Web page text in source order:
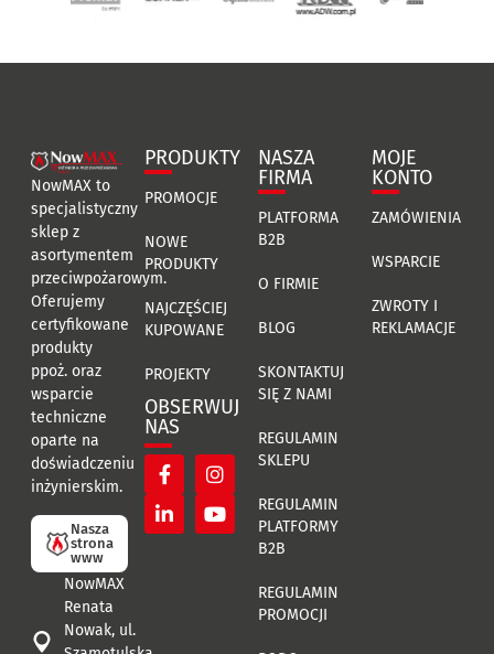
NowMAX to
specjalistyczny
sklep z
asortymentem
przeciwpożarowym.
Oferujemy
certyfikowane
produkty
ppoż. oraz
wsparcie
techniczne
oparte na
doświadczeniu
inżynierskim.
Nasza
strona
www
NowMAX
Renata
Nowak, ul.
PRODUKTY
PROMOCJE
NOWE
PRODUKTY
NAJCZĘŚCIEJ
KUPOWANE
PROJEKTY
OBSERWUJ
NAS
NASZA
FIRMA
PLATFORMA
B2B
O FIRMIE
BLOG
SKONTAKTUJ
SIĘ Z NAMI
REGULAMIN
SKLEPU
REGULAMIN
PLATFORMY
B2B
REGULAMIN
PROMOCJI
MOJE
KONTO
ZAMÓWIENIA
WSPARCIE
ZWROTY I
REKLAMACJE